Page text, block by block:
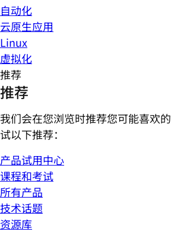
自动化
云原生应用
Linux
虚拟化
推荐
推荐
我们会在您浏览时推荐您可能喜欢
试以下推荐：
产品试用中心
课程和考试
所有产品
技术话题
资源库